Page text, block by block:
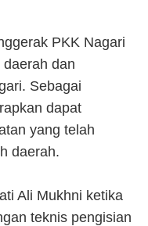
PKK Nagari
dan
Sebagai
dapat
yang telah
daerah.
Ali Mukhni ketika
teknis pengisian